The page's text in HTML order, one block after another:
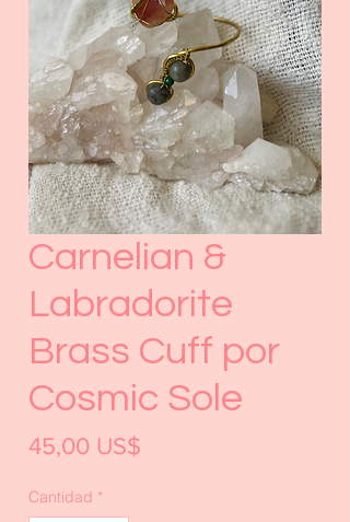
Carnelian &
Labradorite
Brass Cuff por
Cosmic Sole
45,00 US$
Cantidad *